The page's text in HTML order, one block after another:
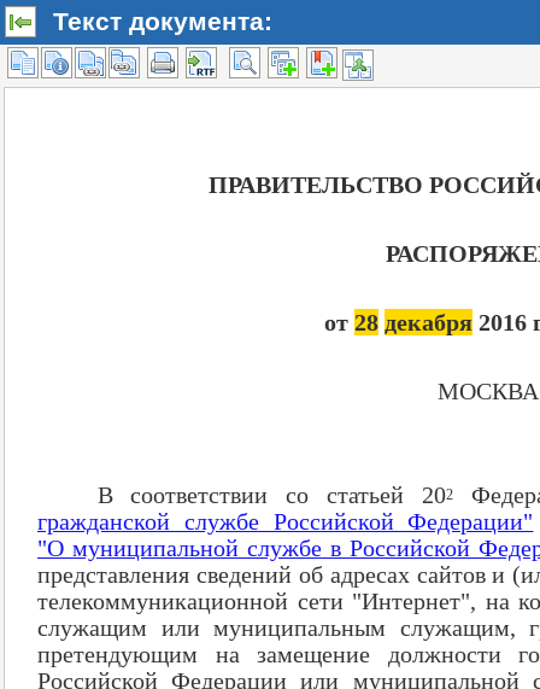
Текст документа: